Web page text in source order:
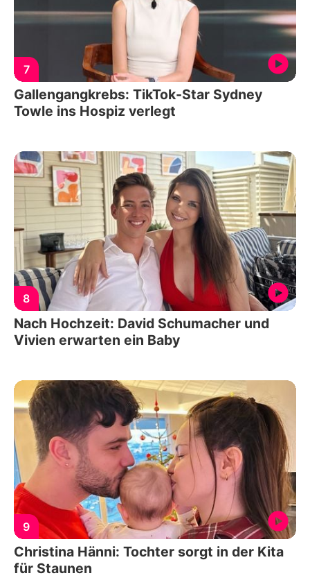
7
Gallengangkrebs: TikTok-Star Sydney
Towle ins Hospiz verlegt
8
Nach Hochzeit: David Schumacher und
Vivien erwarten ein Baby
9
Christina Hänni: Tochter sorgt in der Kita
für Staunen